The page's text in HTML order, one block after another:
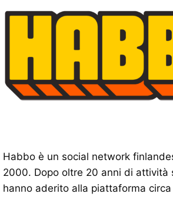
Habbo è un social network
2000. Dopo oltre 20 anni di attività
hanno aderito alla piattaforma